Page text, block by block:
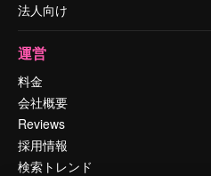
法人向け
運営
料金
会社概要
Reviews
採用情報
検索トレンド